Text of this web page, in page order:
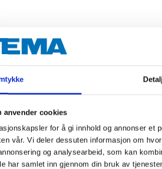
anvender cookies
for å gi innhold og annonser et
vår. Vi deler dessuten informasjon om
og analysearbeid, som kan
har samlet inn gjennom din bruk av